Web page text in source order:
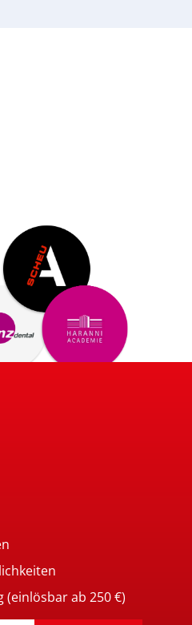
ab 250 €)